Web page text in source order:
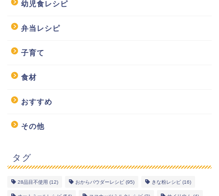
幼児食レシピ
弁当レシピ
子育て
食材
おすすめ
その他
タグ
28品目不使用 (12) おからパウダーレシピ (95) きな粉レシピ (16)